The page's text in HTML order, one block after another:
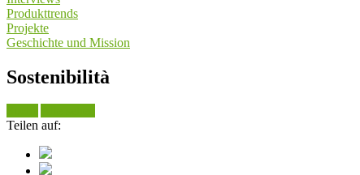
Produkttrends
Projekte
Geschichte und Mission
Sostenibilità
Teilen auf: